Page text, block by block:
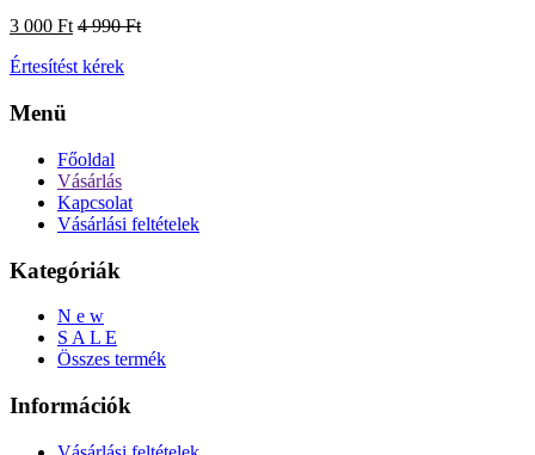
3 000 Ft 4 990 Ft
Értesítést kérek
Menü
Főoldal
Vásárlás
Kapcsolat
Vásárlási feltételek
Kategóriák
N e w
S A L E
Összes termék
Információk